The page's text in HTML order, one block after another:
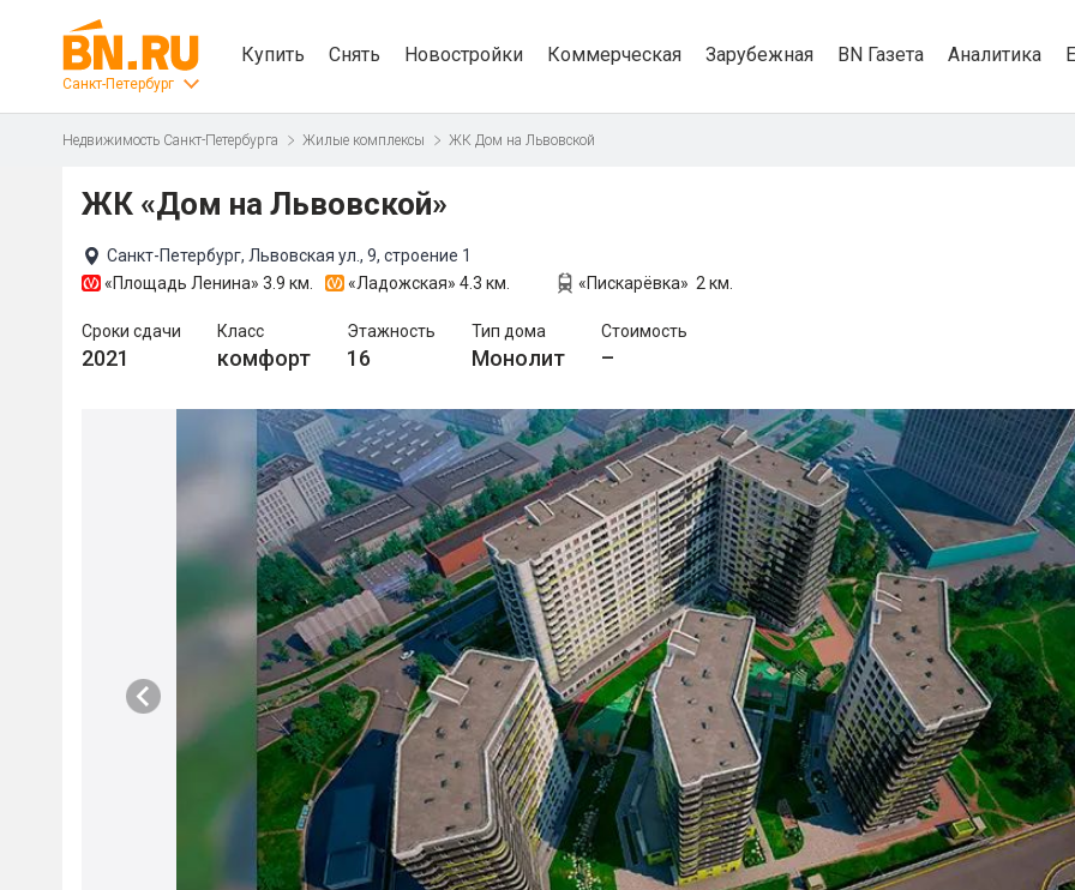
Санкт-Петербург
Купить Снять Новостройки Коммерческая Зарубежная BN Газета Аналитика
Недвижимость Санкт-Петербурга Жилые комплексы ЖК Дом на Львовской
ЖК «Дом на Львовской»
Санкт-Петербург, Львовская ул., 9, строение 1
«Площадь Ленина» 3.9 км. «Ладожская» 4.3 км. «Пискарёвка» 2 км.
Сроки сдачи
2021
Класс
комфорт
Этажность
16
Тип дома
Монолит
Стоимость
–